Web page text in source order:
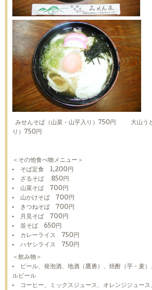
みせんそば（山菜・山芋入り）750円 大山う
り）750円
＜その他食べ物メニュー＞
そば定食 1,200円
ざるそば 850円
山菜そば 700円
山かけそば 700円
きつねそば 700円
月見そば 700円
並そば 650円
カレーライス 750円
ハヤシライス 750円
＜飲み物＞
ビール、発泡酒、地酒（鷹勇）、焼酎（芋・麦
ルビール
コーヒー、ミックスジュース、オレンジジュー